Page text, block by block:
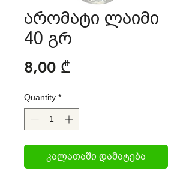
არომატი ლაიმი
40 გრ
8,00 ₾Price
Quantity *
კალათაში დამატება